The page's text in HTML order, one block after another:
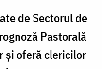
de Sectorul de
Pastorală
și oferă clericilor